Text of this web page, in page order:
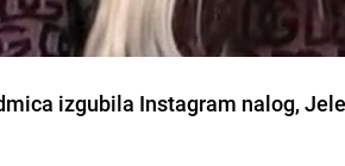
izgubila Instagram nalog,